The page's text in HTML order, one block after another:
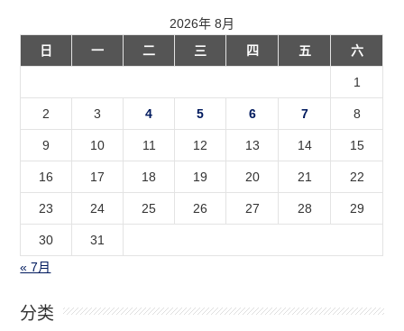
2026年 8月
日
一 二 三 四 五 六
1
2 3 4 5 6 7 8
9 10 11 12 13 14 15
16 17 18 19 20 21 22
23 24 25 26 27 28 29
30
31
« 7月
分类